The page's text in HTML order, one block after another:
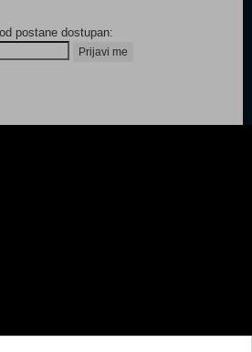
postane dostupan:
Prijavi me